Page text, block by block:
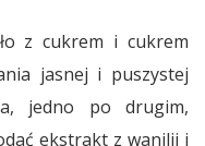
z cukrem i cukrem
jasnej i puszystej
jedno po drugim,
ekstrakt z wanilii i